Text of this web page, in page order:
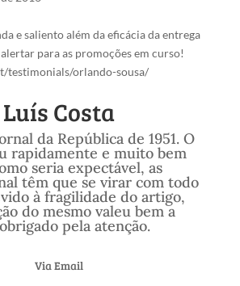
e saliento além da eficácia da entrega
para as promoções em curso!
testimonials/orlando-sousa/
Luís Costa
da República de 1951. O
rapidamente e muito bem
seria expectável, as
têm que se virar com todo
à fragilidade do artigo,
do mesmo valeu bem a
pela atenção.
Via Email